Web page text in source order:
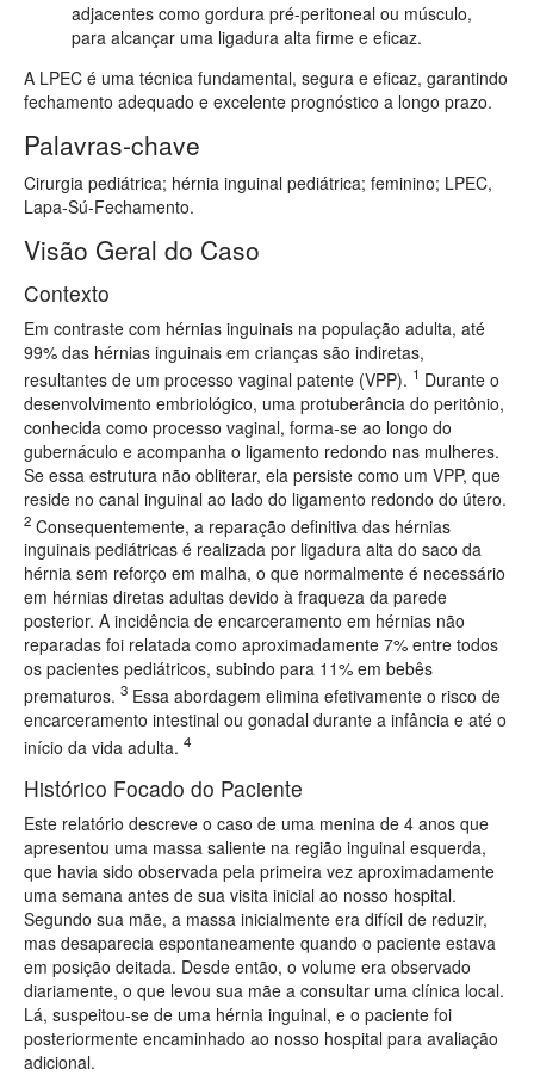
adjacentes como gordura pré-peritoneal ou músculo,
para alcançar uma ligadura alta firme e eficaz.
A LPEC é uma técnica fundamental, segura e eficaz, garantindo
fechamento adequado e excelente prognóstico a longo prazo.
Palavras-chave
Cirurgia pediátrica; hérnia inguinal pediátrica; feminino; LPEC,
Lapa-Sú-Fechamento.
Visão Geral do Caso
Contexto
Em contraste com hérnias inguinais na população adulta, até
99% das hérnias inguinais em crianças são indiretas,
resultantes de um processo vaginal patente (VPP). 1 Durante o
desenvolvimento embriológico, uma protuberância do peritônio,
conhecida como processo vaginal, forma-se ao longo do
gubernáculo e acompanha o ligamento redondo nas mulheres.
Se essa estrutura não obliterar, ela persiste como um VPP, que
reside no canal inguinal ao lado do ligamento redondo do útero.
2 Consequentemente, a reparação definitiva das hérnias
inguinais pediátricas é realizada por ligadura alta do saco da
hérnia sem reforço em malha, o que normalmente é necessário
em hérnias diretas adultas devido à fraqueza da parede
posterior. A incidência de encarceramento em hérnias não
reparadas foi relatada como aproximadamente 7% entre todos
os pacientes pediátricos, subindo para 11% em bebês
prematuros. 3 Essa abordagem elimina efetivamente o risco de
encarceramento intestinal ou gonadal durante a infância e até o
início da vida adulta. 4
Histórico Focado do Paciente
Este relatório descreve o caso de uma menina de 4 anos que
apresentou uma massa saliente na região inguinal esquerda,
que havia sido observada pela primeira vez aproximadamente
uma semana antes de sua visita inicial ao nosso hospital.
Segundo sua mãe, a massa inicialmente era difícil de reduzir,
mas desaparecia espontaneamente quando o paciente estava
em posição deitada. Desde então, o volume era observado
diariamente, o que levou sua mãe a consultar uma clínica local.
Lá, suspeitou-se de uma hérnia inguinal, e o paciente foi
posteriormente encaminhado ao nosso hospital para avaliação
adicional.